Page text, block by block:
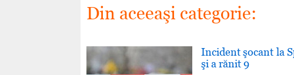
Din aceeaşi categorie:
Incident şocant la
şi a rănit 9